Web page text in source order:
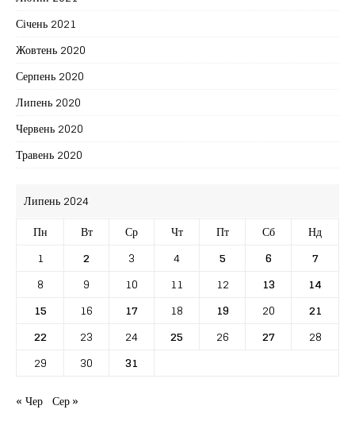
Січень 2021
Жовтень 2020
Серпень 2020
Липень 2020
Червень 2020
Травень 2020
Липень 2024
Пн
Вт Ср Чт Пт Сб
Нд
1
2 3 4 5 6
7
8
9 10 11 12 13
14
15
16 17 18 19 20
21
22
23 24 25 26 27
28
29
30
31
« Чер Сер »